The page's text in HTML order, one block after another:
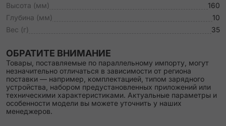
Высота (мм)
160
Глубина (мм)
10
Вес (г)
35
ОБРАТИТЕ ВНИМАНИЕ
Товары, поставляемые по параллельному импорту, могут
незначительно отличаться в зависимости от региона
поставки — например, комплектацией, типом зарядного
устройства, набором предустановленных приложений или
техническими характеристиками. Актуальные параметры и
особенности модели вы можете уточнить у наших
менеджеров.